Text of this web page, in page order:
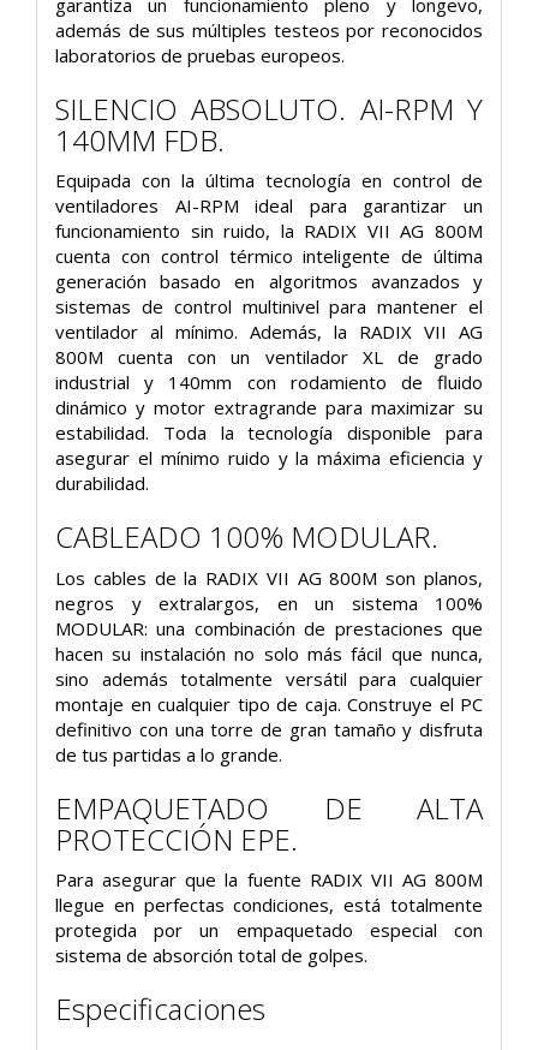
además de sus múltiples testeos por reconocidos
laboratorios de pruebas europeos.
SILENCIO ABSOLUTO. AI-RPM Y
140MM FDB.
Equipada con la última tecnología en control de
ventiladores AI-RPM ideal para garantizar un
funcionamiento sin ruido, la RADIX VII AG 800M
cuenta con control térmico inteligente de última
generación basado en algoritmos avanzados y
sistemas de control multinivel para mantener el
ventilador al mínimo. Además, la RADIX VII AG
800M cuenta con un ventilador XL de grado
industrial y 140mm con rodamiento de fluido
dinámico y motor extragrande para maximizar su
estabilidad. Toda la tecnología disponible para
asegurar el mínimo ruido y la máxima eficiencia y
durabilidad.
CABLEADO 100% MODULAR.
Los cables de la RADIX VII AG 800M son planos,
negros y extralargos, en un sistema 100%
MODULAR: una combinación de prestaciones que
hacen su instalación no solo más fácil que nunca,
sino además totalmente versátil para cualquier
montaje en cualquier tipo de caja. Construye el PC
definitivo con una torre de gran tamaño y disfruta
de tus partidas a lo grande.
EMPAQUETADO DE ALTA
PROTECCIÓN EPE.
Para asegurar que la fuente RADIX VII AG 800M
llegue en perfectas condiciones, está totalmente
protegida por un empaquetado especial con
sistema de absorción total de golpes.
Especificaciones